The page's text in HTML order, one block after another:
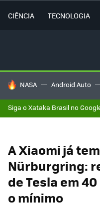
CIÊNCIA TECNOLOGIA
TENDÊNCIAS DO DIA
NASA Android Auto
Siga o Xataka Brasil no
A Xiaomi já
Nürburgring:
de Tesla em
o mínimo